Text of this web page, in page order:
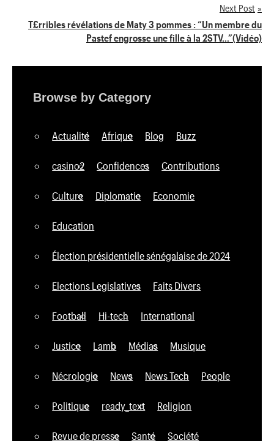
Next Post
T£rribles révélations de Maty 3 pommes : “Un membre du
Pastef engrosse une fille à la 2STV…”(Vidéo)
Browse by Category
Actualité Afrique Blog Buzz
casino2 Confidences Contributions
Culture Diplomatie Economie
Education
Élection présidentielle sénégalaise de 2024
Elections Legislatives Faits Divers
Football Hi-tech International
Justice Lamb Médias Musique
Nécrologie News News Tech People
Politique ready_text Religion
Revue de presse Santé Société